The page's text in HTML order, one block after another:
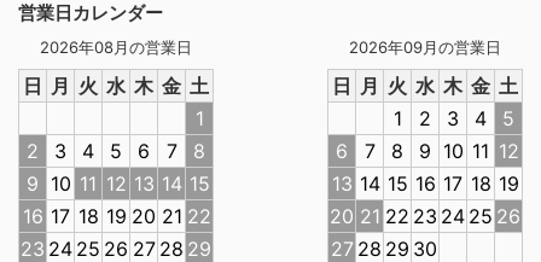
営業日カレンダー
2026年08月の営業日
日 月 火 水 木 金 土
1
2
3 4 5 6 7
8
9 10 11 12 13 14 15
16 17 18 19 20 21 22
23 24 25 26 27 28 29
2026年09月の営業日
日 月 火 水 木 金 土
1
2 3 4
5
6
7 8 9 10 11 12
13 14 15 16 17 18 19
20 21 22 23 24 25 26
27 28 29 30